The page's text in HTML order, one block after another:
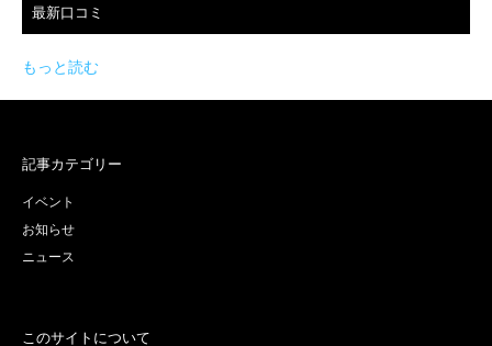
最新口コミ
もっと読む
記事カテゴリー
イベント
お知らせ
ニュース
このサイトについて